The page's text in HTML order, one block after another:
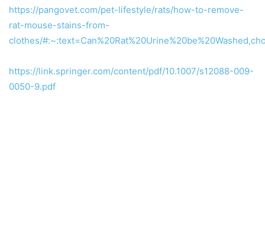
https://pangovet.com/pet-lifestyle/rats/how-to-remove-
rat-mouse-stains-from-
clothes/
https://link.springer.com/content/pdf/10.1007/s12088-009-
0050-9.pdf